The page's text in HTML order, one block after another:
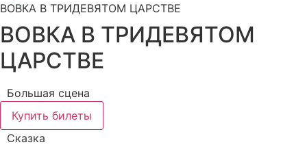
ВОВКА В ТРИДЕВЯТОМ ЦАРСТВЕ
ВОВКА В ТРИДЕВЯТОМ
ЦАРСТВЕ
Большая сцена
Купить билеты
Сказка